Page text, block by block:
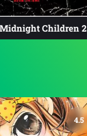
Midnight Children 2
4.5